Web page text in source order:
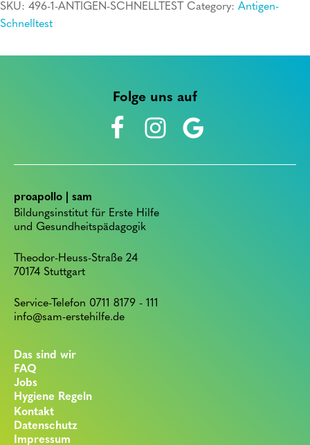
SKU: 496-1-ANTIGEN-SCHNELLTEST Category: Antigen-
Schnelltest
Folge uns auf
proapollo | sam
Bildungsinstitut für Erste Hilfe
und Gesundheitspädagogik
Theodor-Heuss-Straße 24
70174 Stuttgart
Service-Telefon 0711 8179 - 111
info@sam-erstehilfe.de
Das sind wir
FAQ
Jobs
Hygiene Regeln
Kontakt
Datenschutz
Impressum